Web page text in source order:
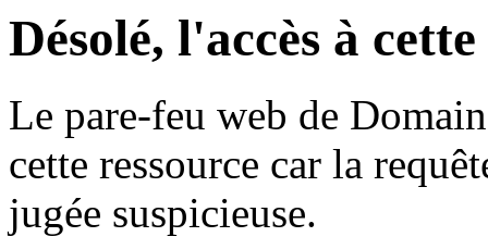
Désolé, l'accès à
Le pare-feu web de
cette ressource car la
jugée suspicieuse.